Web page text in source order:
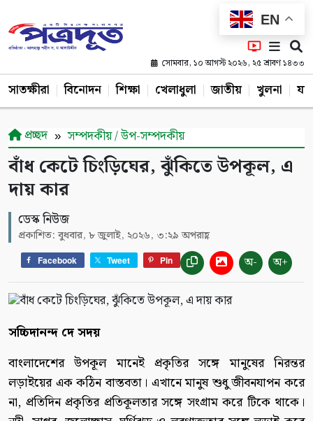
EN
সোমবার, ১০ আগস্ট ২০২৬, ২৫ শ্রাবণ ১৪৩৩
সাতক্ষীরা বিনোদন শিক্ষা খেলাধুলা জাতীয় খুলনা
প্রচ্ছদ সম্পদকীয় / উপ-সম্পদকীয়
বাঁধ কেটে চিংড়িঘের, ঝুঁকিতে উপকূল, এ
দায় কার
ডেস্ক নিউজ
প্রকাশিত: বুধবার, ৮ জুলাই, ২০২৬, ৩:২৯ অপরাহ্ণ
Facebook Tweet Pin অ- অ+
সচ্চিদানন্দ দে সদয়
বাংলাদেশের উপকূল মানেই প্রকৃতির সঙ্গে মানুষের নিরন্তর
লড়াইয়ের এক কঠিন বাস্তবতা। এখানে মানুষ শুধু জীবনযাপন করে
না, প্রতিদিন প্রকৃতির প্রতিকূলতার সঙ্গে সংগ্রাম করে টিকে থাকে।